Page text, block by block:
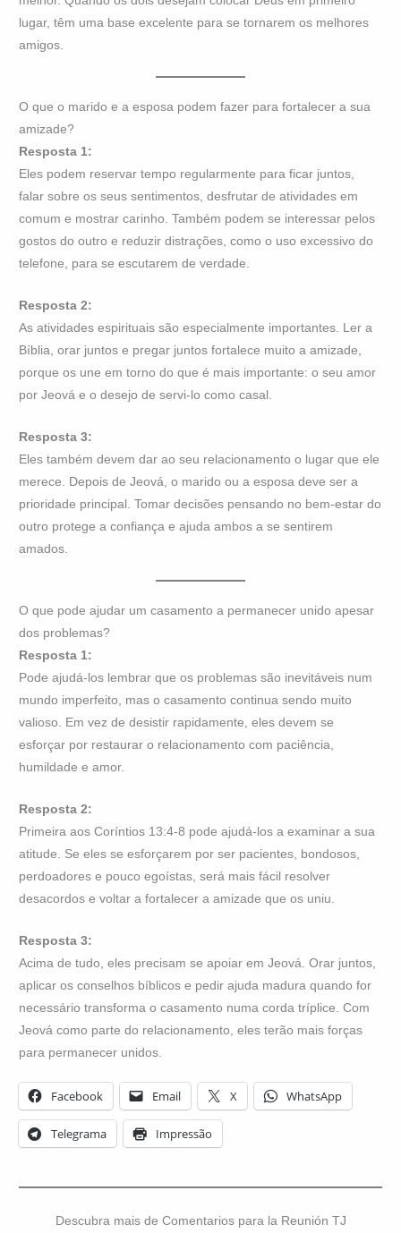
lugar, têm uma base excelente para se tornarem os melhores
amigos.
O que o marido e a esposa podem fazer para fortalecer a sua
amizade?
Resposta 1:
Eles podem reservar tempo regularmente para ficar juntos,
falar sobre os seus sentimentos, desfrutar de atividades em
comum e mostrar carinho. Também podem se interessar pelos
gostos do outro e reduzir distrações, como o uso excessivo do
telefone, para se escutarem de verdade.
Resposta 2:
As atividades espirituais são especialmente importantes. Ler a
Bíblia, orar juntos e pregar juntos fortalece muito a amizade,
porque os une em torno do que é mais importante: o seu amor
por Jeová e o desejo de servi-lo como casal.
Resposta 3:
Eles também devem dar ao seu relacionamento o lugar que ele
merece. Depois de Jeová, o marido ou a esposa deve ser a
prioridade principal. Tomar decisões pensando no bem-estar do
outro protege a confiança e ajuda ambos a se sentirem
amados.
O que pode ajudar um casamento a permanecer unido apesar
dos problemas?
Resposta 1:
Pode ajudá-los lembrar que os problemas são inevitáveis num
mundo imperfeito, mas o casamento continua sendo muito
valioso. Em vez de desistir rapidamente, eles devem se
esforçar por restaurar o relacionamento com paciência,
humildade e amor.
Resposta 2:
Primeira aos Coríntios 13:4-8 pode ajudá-los a examinar a sua
atitude. Se eles se esforçarem por ser pacientes, bondosos,
perdoadores e pouco egoístas, será mais fácil resolver
desacordos e voltar a fortalecer a amizade que os uniu.
Resposta 3:
Acima de tudo, eles precisam se apoiar em Jeová. Orar juntos,
aplicar os conselhos bíblicos e pedir ajuda madura quando for
necessário transforma o casamento numa corda tríplice. Com
Jeová como parte do relacionamento, eles terão mais forças
para permanecer unidos.
Facebook Email X WhatsApp
Telegrama Impressão
Descubra mais de Comentarios para la Reunión TJ